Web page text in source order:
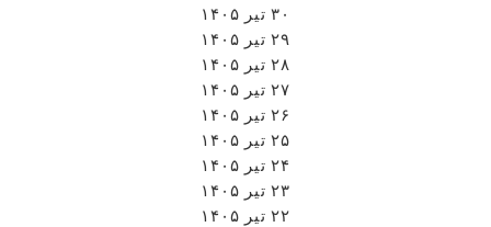
۳۰ تیر ۱۴۰۵
۲۹ تیر ۱۴۰۵
۲۸ تیر ۱۴۰۵
۲۷ تیر ۱۴۰۵
۲۶ تیر ۱۴۰۵
۲۵ تیر ۱۴۰۵
۲۴ تیر ۱۴۰۵
۲۳ تیر ۱۴۰۵
۲۲ تیر ۱۴۰۵